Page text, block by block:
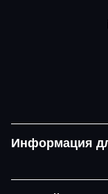
Информация